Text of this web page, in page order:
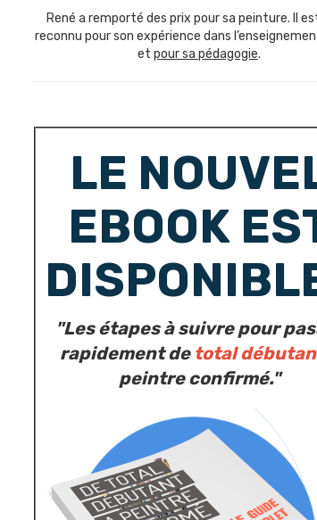
René a remporté des prix pour sa peinture. Il
reconnu pour son expérience dans
et pour sa pédagogie.
LE
EBOOK
"Les étapes à suivre pour
rapidement de total
peintre confirmé."